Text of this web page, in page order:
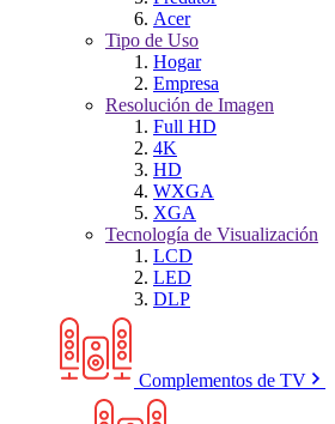
Acer
Tipo de Uso
Hogar
Empresa
Resolución de Imagen
Full HD
4K
HD
WXGA
XGA
Tecnología de Visualización
LCD
LED
DLP
Complementos de TV